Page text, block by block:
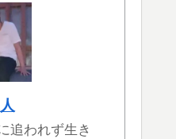
追われず生き